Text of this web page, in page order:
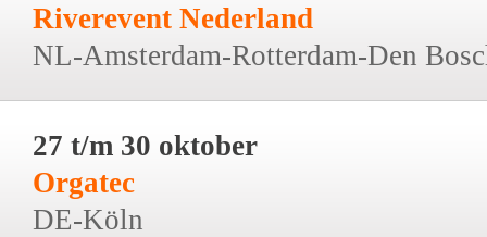
Riverevent Nederland
NL-Amsterdam-Rotterdam-Den
27 t/m 30 oktober
Orgatec
DE-Köln